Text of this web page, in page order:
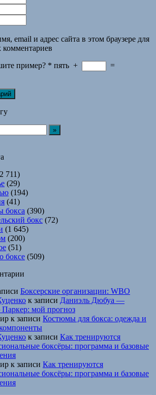
email и адрес сайта в этом браузере для
пример? * пять +
=
711)
(29)
(194)
(41)
бокса (390)
бокс (72)
(1 645)
(200)
(51)
боксе (509)
Боксерские организации: WBO
к записи Даниэль Дюбуа —
мой прогноз
к записи Костюмы для бокса: одежда и
к записи Как тренируются
боксёры: программа и базовые
к записи Как тренируются
боксёры: программа и базовые